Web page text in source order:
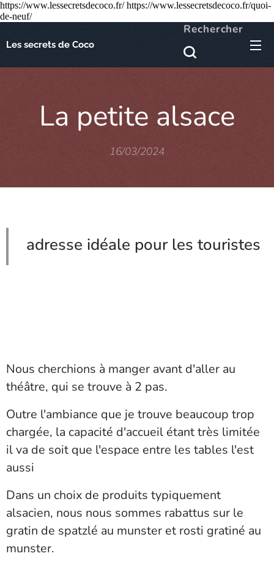
https://www.lessecretsdecoco.fr/ https://www.lessecretsdecoco.fr/quoi-
de-neuf/
Les secrets de Coco
Rechercher
La petite alsace
16/03/2024
adresse idéale pour les touristes
Nous cherchions à manger avant d'aller au
théâtre, qui se trouve à 2 pas.
Outre l'ambiance que je trouve beaucoup trop
chargée, la capacité d'accueil étant très limitée
il va de soit que l'espace entre les tables l'est
aussi
Dans un choix de produits typiquement
alsacien, nous nous sommes rabattus sur le
gratin de spatzlé au munster et rosti gratiné au
munster.